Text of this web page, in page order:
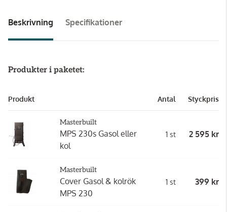
Beskrivning Specifikationer
Produkter i paketet:
Produkt Antal Styckpris
Masterbuilt
MPS 230s Gasol eller
kol
1 st 2 595 kr
Masterbuilt
Cover Gasol & kolrök
MPS 230
1 st 399 kr